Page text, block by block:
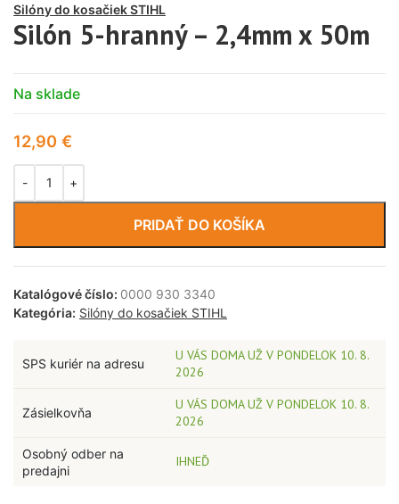
Silóny do kosačiek STIHL
Silón 5-hranný – 2,4mm x 50m
Na sklade
12,90 €
PRIDAŤ DO KOŠÍKA
Katalógové číslo: 0000 930 3340
Kategória: Silóny do kosačiek STIHL
SPS kuriér na adresu
U VÁS DOMA UŽ V PONDELOK 10. 8.
2026
Zásielkovňa
U VÁS DOMA UŽ V PONDELOK 10. 8.
2026
Osobný odber na
predajni
IHNEĎ